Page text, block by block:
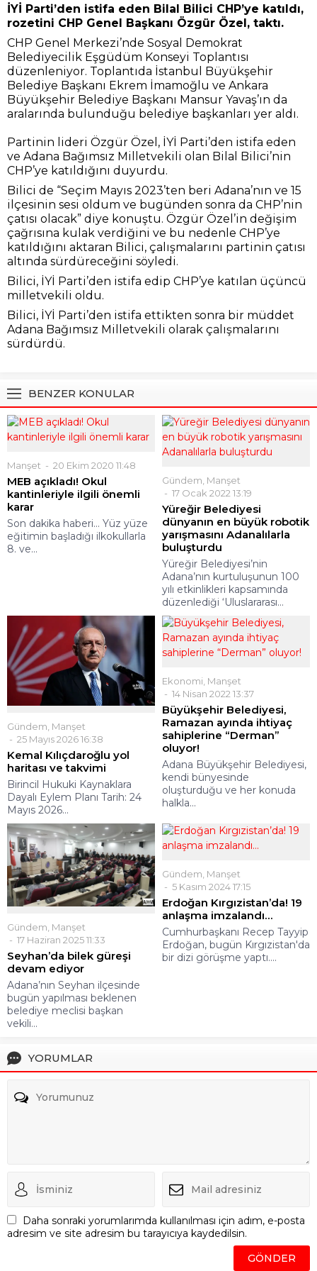
İYİ Parti’den istifa eden Bilal Bilici CHP’ye katıldı,
rozetini CHP Genel Başkanı Özgür Özel, taktı.
CHP Genel Merkezi’nde Sosyal Demokrat
Belediyecilik Eşgüdüm Konseyi Toplantısı
düzenleniyor. Toplantıda İstanbul Büyükşehir
Belediye Başkanı Ekrem İmamoğlu ve Ankara
Büyükşehir Belediye Başkanı Mansur Yavaş’ın da
aralarında bulunduğu belediye başkanları yer aldı.
Partinin lideri Özgür Özel, İYİ Parti’den istifa eden
ve Adana Bağımsız Milletvekili olan Bilal Bilici’nin
CHP’ye katıldığını duyurdu.
Bilici de “Seçim Mayıs 2023’ten beri Adana’nın ve 15
ilçesinin sesi oldum ve bugünden sonra da CHP’nin
çatısı olacak” diye konuştu. Özgür Özel’in değişim
çağrısına kulak verdiğini ve bu nedenle CHP’ye
katıldığını aktaran Bilici, çalışmalarını partinin çatısı
altında sürdüreceğini söyledi.
Bilici, İYİ Parti’den istifa edip CHP’ye katılan üçüncü
milletvekili oldu.
Bilici, İYİ Parti’den istifa ettikten sonra bir müddet
Adana Bağımsız Milletvekili olarak çalışmalarını
sürdürdü.
BENZER KONULAR
Manşet 20 Ekim 2020 11:48
MEB açıkladı! Okul
kantinleriyle ilgili önemli
karar
Son dakika haberi... Yüz yüze
eğitimin başladığı ilkokullarla
8. ve...
Gündem Manşet
17 Ocak 2022 13:19
Yüreğir Belediyesi
dünyanın en büyük robotik
yarışmasını Adanalılarla
buluşturdu
Yüreğir Belediyesi’nin
Adana’nın kurtuluşunun 100
yılı etkinlikleri kapsamında
düzenlediği ‘Uluslararası...
Gündem Manşet
25 Mayıs 2026 16:38
Kemal Kılıçdaroğlu yol
haritası ve takvimi
Birincil Hukuki Kaynaklara
Dayalı Eylem Planı Tarih: 24
Mayıs 2026...
Ekonomi Manşet
14 Nisan 2022 13:37
Büyükşehir Belediyesi,
Ramazan ayında ihtiyaç
sahiplerine “Derman”
oluyor!
Adana Büyükşehir Belediyesi,
kendi bünyesinde
oluşturduğu ve her konuda
halkla...
Gündem, Manşet
17 Haziran 2025 11:33
Seyhan’da bilek güreşi
devam ediyor
Adana’nın Seyhan ilçesinde
bugün yapılması beklenen
belediye meclisi başkan
vekili...
Gündem Manşet
5 Kasım 2024 17:15
Erdoğan Kırgızistan’da! 19
anlaşma imzalandı…
Cumhurbaşkanı Recep Tayyip
Erdoğan, bugün Kırgızistan'da
bir dizi görüşme yaptı....
YORUMLAR
Daha sonraki yorumlarımda kullanılması için adım, e-posta
adresim ve site adresim bu tarayıcıya kaydedilsin.